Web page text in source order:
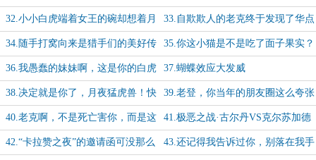
了自己的猎场... 【求月票】
32.小小白虎端着女王的碗却想着月
神的饭，这是要弑主啊
33.自欺欺人的老克终于发现了华点
34.随手打窝向来是猎手们的美好传
统【求月票】
35.你这小猫是不是吃了面子果实？
怎么到处都有人脉啊？
36.我愚蠢的妹妹啊，这是你的白虎
吗？但它现在属于我啦
37.蝴蝶效应大发威
38.决定就是你了，月夜猛虎兽！快
使用月神轨道炮
39.老登，你当年的朋友圈这么夸张
吗？
40.老克啊，不是死亡害你，而是这
个时代害了你啊
41.极恶之战·古尔丹VS克尔苏加德
42.“卡拉赞之夜”的邀请函可没那么 43.还记得我告诉过你，别落在我手